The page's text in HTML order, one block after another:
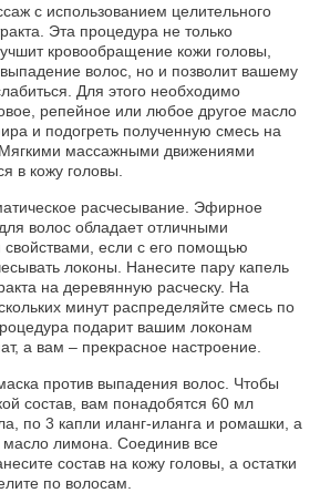
с использованием целительного
Эта процедура не только
кровообращение кожи головы,
волос, но и позволит вашему
Для этого необходимо
репейное или любое другое масло
и подогреть полученную смесь на
массажными движениями
в кожу головы.
расчесывание. Эфирное
волос обладает отличными
если с его помощью
локоны. Нанесите пару капель
на деревянную расческу. На
минут распределяйте смесь по
подарит вашим локонам
а вам – прекрасное настроение.
против выпадения волос. Чтобы
состав, вам понадобятся 60 мл
по 3 капли иланг-иланга и ромашки, а
лимона. Соединив все
состав на кожу головы, а остатки
по волосам.